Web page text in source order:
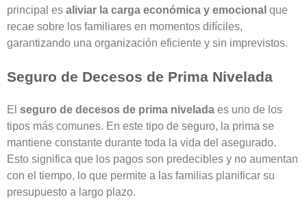
principal es aliviar la carga económica y emocional que
recae sobre los familiares en momentos difíciles,
garantizando una organización eficiente y sin imprevistos.
Seguro de Decesos de Prima Nivelada
El seguro de decesos de prima nivelada es uno de los
tipos más comunes. En este tipo de seguro, la prima se
mantiene constante durante toda la vida del asegurado.
Esto significa que los pagos son predecibles y no aumentan
con el tiempo, lo que permite a las familias planificar su
presupuesto a largo plazo.